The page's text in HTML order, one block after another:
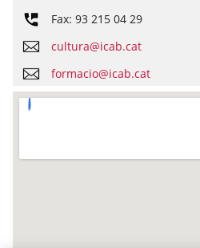
Fax: 93 215 04 29
cultura@icab.cat
formacio@icab.cat